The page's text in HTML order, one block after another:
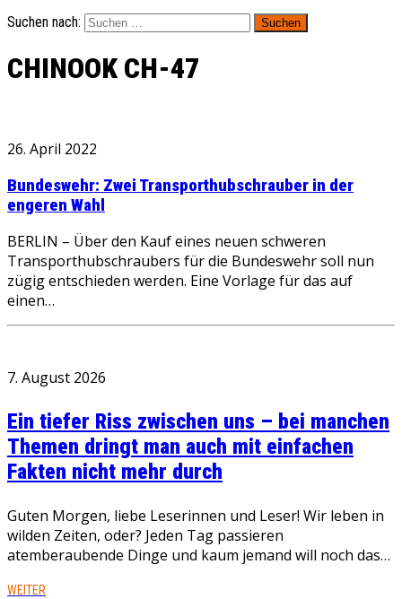
Suchen nach:
CHINOOK CH-47
26. April 2022
Bundeswehr: Zwei Transporthubschrauber in der
engeren Wahl
BERLIN – Über den Kauf eines neuen schweren
Transporthubschraubers für die Bundeswehr soll nun
zügig entschieden werden. Eine Vorlage für das auf
einen…
7. August 2026
Ein tiefer Riss zwischen uns – bei manchen
Themen dringt man auch mit einfachen
Fakten nicht mehr durch
Guten Morgen, liebe Leserinnen und Leser! Wir leben in
wilden Zeiten, oder? Jeden Tag passieren
atemberaubende Dinge und kaum jemand will noch das…
WEITER